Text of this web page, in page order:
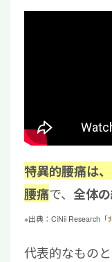
特異的腰痛は
腰痛で、 全体
※出典：CiNii Research「
代表的なもの